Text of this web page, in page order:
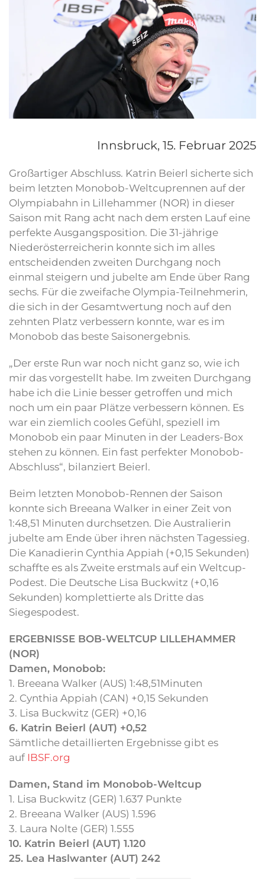
Innsbruck, 15. Februar 2025
Großartiger Abschluss. Katrin Beierl sicherte sich
beim letzten Monobob-Weltcuprennen auf der
Olympiabahn in Lillehammer (NOR) in dieser
Saison mit Rang acht nach dem ersten Lauf eine
perfekte Ausgangsposition. Die 31-jährige
Niederösterreicherin konnte sich im alles
entscheidenden zweiten Durchgang noch
einmal steigern und jubelte am Ende über Rang
sechs. Für die zweifache Olympia-Teilnehmerin,
die sich in der Gesamtwertung noch auf den
zehnten Platz verbessern konnte, war es im
Monobob das beste Saisonergebnis.
„Der erste Run war noch nicht ganz so, wie ich
mir das vorgestellt habe. Im zweiten Durchgang
habe ich die Linie besser getroffen und mich
noch um ein paar Plätze verbessern können. Es
war ein ziemlich cooles Gefühl, speziell im
Monobob ein paar Minuten in der Leaders-Box
stehen zu können. Ein fast perfekter Monobob-
Abschluss“, bilanziert Beierl.
Beim letzten Monobob-Rennen der Saison
konnte sich Breeana Walker in einer Zeit von
1:48,51 Minuten durchsetzen. Die Australierin
jubelte am Ende über ihren nächsten Tagessieg.
Die Kanadierin Cynthia Appiah (+0,15 Sekunden)
schaffte es als Zweite erstmals auf ein Weltcup-
Podest. Die Deutsche Lisa Buckwitz (+0,16
Sekunden) komplettierte als Dritte das
Siegespodest.
ERGEBNISSE BOB-WELTCUP LILLEHAMMER
(NOR)
Damen, Monobob:
1. Breeana Walker (AUS) 1:48,51Minuten
2. Cynthia Appiah (CAN) +0,15 Sekunden
3. Lisa Buckwitz (GER) +0,16
6. Katrin Beierl (AUT) +0,52
Sämtliche detaillierten Ergebnisse gibt es
auf IBSF.org
Damen, Stand im Monobob-Weltcup
1. Lisa Buckwitz (GER) 1.637 Punkte
2. Breeana Walker (AUS) 1.596
3. Laura Nolte (GER) 1.555
10. Katrin Beierl (AUT) 1.120
25. Lea Haslwanter (AUT) 242